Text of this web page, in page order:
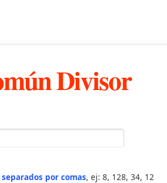
Divisor
separados por comas, ej: 8, 128, 34, 12